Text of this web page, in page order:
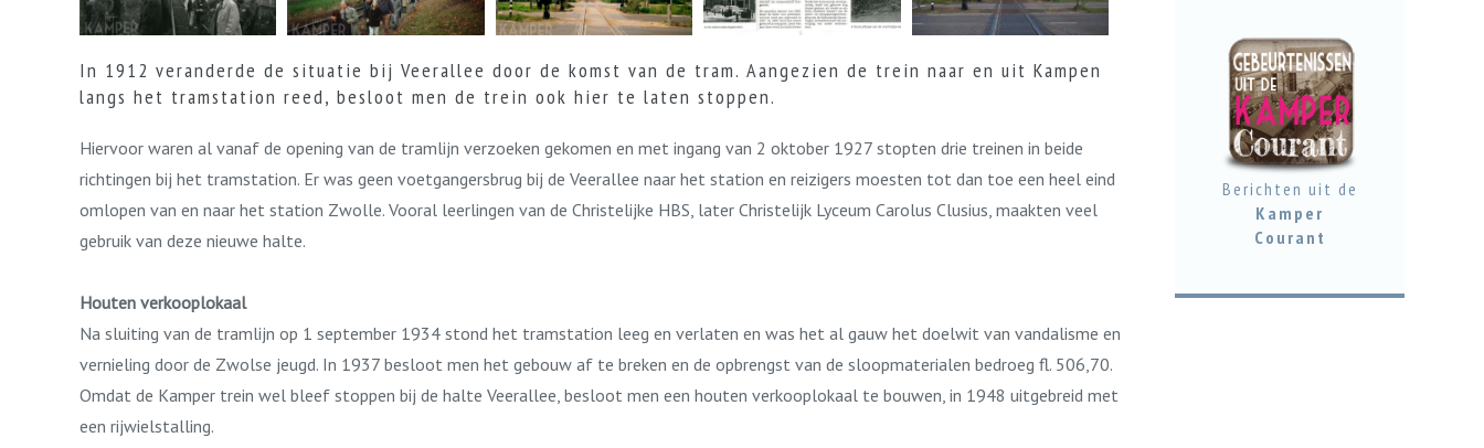
In 1912 veranderde de situatie bij Veerallee door de komst van de tram. Aangezien de trein naar en uit Kampen
langs het tramstation reed, besloot men de trein ook hier te laten stoppen.
Hiervoor waren al vanaf de opening van de tramlijn verzoeken gekomen en met ingang van 2 oktober 1927 stopten drie treinen in beide
richtingen bij het tramstation. Er was geen voetgangersbrug bij de Veerallee naar het station en reizigers moesten tot dan toe een heel eind
omlopen van en naar het station Zwolle. Vooral leerlingen van de Christelijke HBS, later Christelijk Lyceum Carolus Clusius, maakten veel
gebruik van deze nieuwe halte.
Houten verkooplokaal
Na sluiting van de tramlijn op 1 september 1934 stond het tramstation leeg en verlaten en was het al gauw het doelwit van vandalisme en
vernieling door de Zwolse jeugd. In 1937 besloot men het gebouw af te breken en de opbrengst van de sloopmaterialen bedroeg fl. 506,70.
Omdat de Kamper trein wel bleef stoppen bij de halte Veerallee, besloot men een houten verkooplokaal te bouwen, in 1948 uitgebreid met
een rijwielstalling.
Berichten uit de
Kamper
Courant